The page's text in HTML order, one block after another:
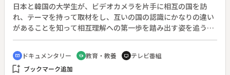
日本と韓国の大学生が、ビデオカメラを片手に相互の国を訪
れ、テーマを持って取材をし、互いの国の認識にかなりの違い
があることを知って相互理解への第一歩を踏み出す姿を追う。
◆どちらも時代は「文禄・慶長の役」。韓国の学生は朝鮮から
日本に伝わった陶磁器文化について、日本の学生は朝鮮の武
将・李舜臣について取材を進めていく。
cinematic_blur ドキュメンタリー school 教育・教養 tv テレビ番組
bookmark_add ブックマーク追加